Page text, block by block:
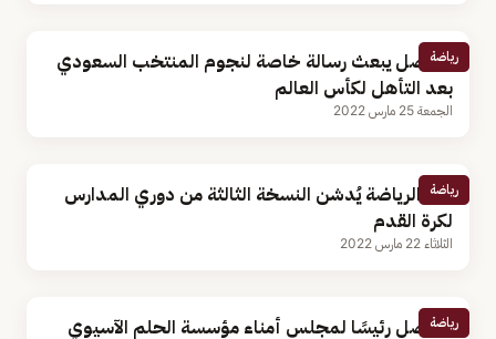
رياضة
الفيصل يبعث رسالة خاصة لنجوم المنتخب السعودي
بعد التأهل لكأس العالم
الجمعة 25 مارس 2022
رياضة
وزير الرياضة يُدشن النسخة الثالثة من دوري المدارس
لكرة القدم
الثلاثاء 22 مارس 2022
رياضة
الفيصل رئيسًا لمجلس أمناء مؤسسة الحلم الآسيوي